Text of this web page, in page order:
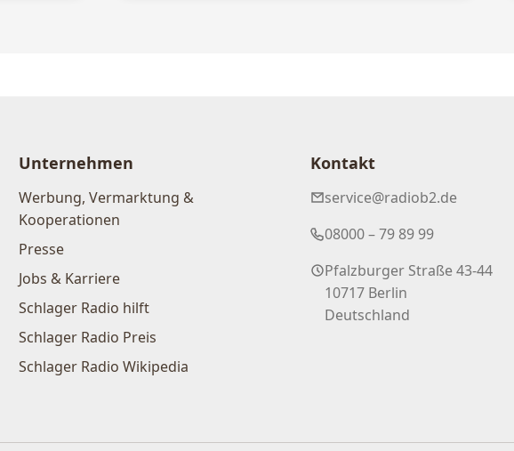
Unternehmen
Werbung, Vermarktung &
Kooperationen
Presse
Jobs & Karriere
Schlager Radio hilft
Schlager Radio Preis
Schlager Radio Wikipedia
Kontakt
service@radiob2.de
08000 – 79 89 99
Pfalzburger Straße 43-44
10717 Berlin
Deutschland